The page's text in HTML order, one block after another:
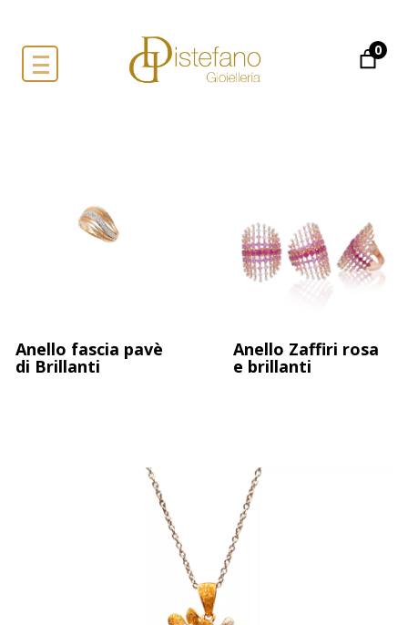
0
Anello fascia pavè
di Brillanti
Anello Zaffiri rosa
e brillanti